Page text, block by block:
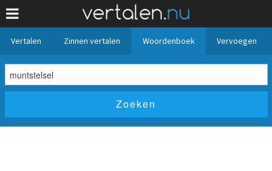
Vertalen Zinnen vertalen Woordenboek Vervoegen